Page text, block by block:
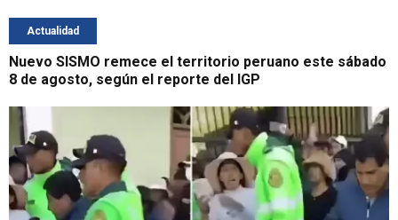
Actualidad
Nuevo SISMO remece el territorio peruano este sábado
8 de agosto, según el reporte del IGP